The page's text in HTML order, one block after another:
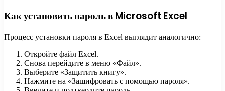
Как установить пароль в Microsoft Excel
Процесс установки пароля в Excel выглядит аналогично:
Откройте файл Excel.
Снова перейдите в меню «Файл».
Выберите «Защитить книгу».
Нажмите на «Зашифровать с помощью пароля».